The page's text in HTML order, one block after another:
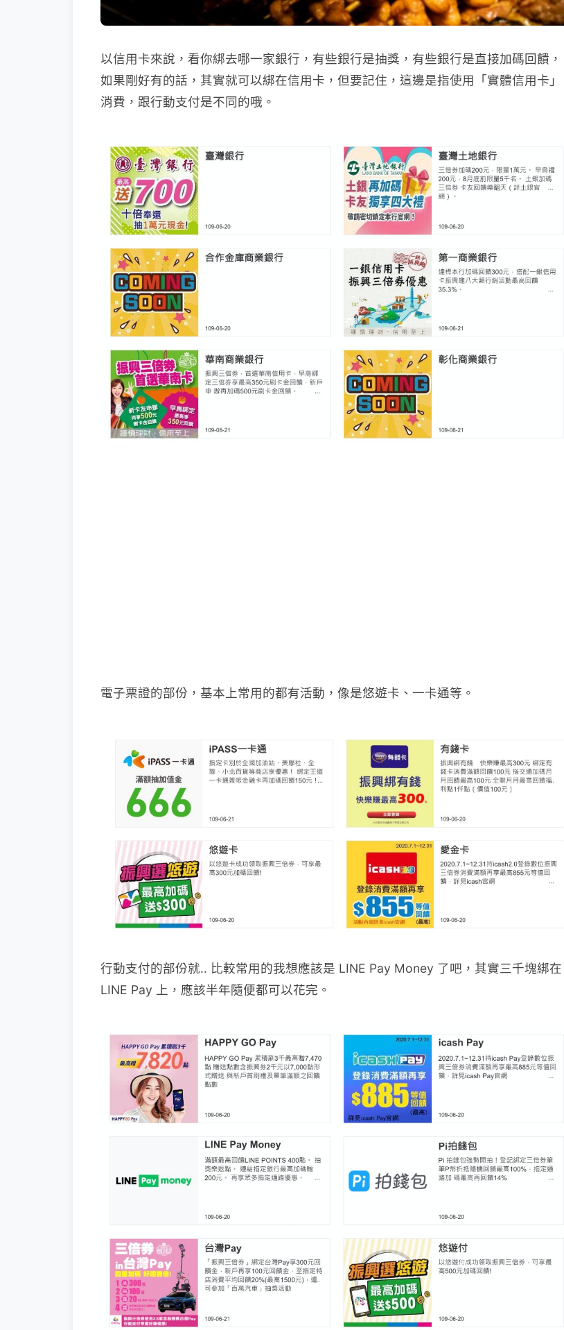
以信用卡來說，看你綁去哪一家銀行，有些銀行是抽獎，有些銀行是直接加碼回饋，
如果剛好有的話，其實就可以綁在信用卡，但要記住，這邊是指使用「實體信用卡」
消費，跟行動支付是不同的哦。
電子票證的部份，基本上常用的都有活動，像是悠遊卡、一卡通等。
行動支付的部份就.. 比較常用的我想應該是 LINE Pay Money 了吧，其實三千塊綁在
LINE Pay 上，應該半年隨便都可以花完。